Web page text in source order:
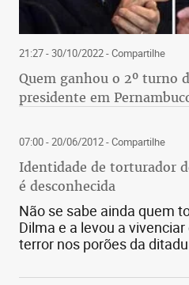
21:27 - 30/10/2022- Compartilhe
Quem ganhou o 2º turno
presidente em
07:00 - 20/06/2012- Compartilhe
Identidade de torturador
é desconhecida
Não se sabe ainda quem
Dilma e a levou a
terror nos porões da